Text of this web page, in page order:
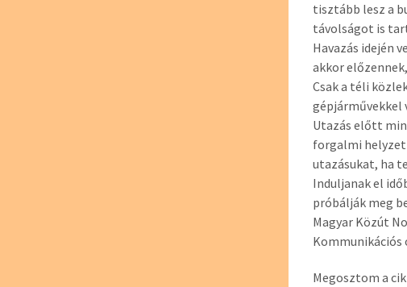
tisztább lesz a
távolságot is
Havazás idején
akkor
Csak a téli
gépjárművekkel
Utazás előtt
forgalmi
utazásukat, ha
Induljanak el
próbálják meg
Magyar Közút
Kommunikációs
Megosztom a